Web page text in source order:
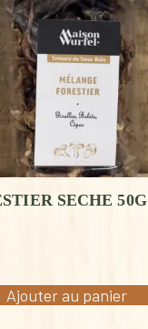
SECHE 50G
Ajouter au panier